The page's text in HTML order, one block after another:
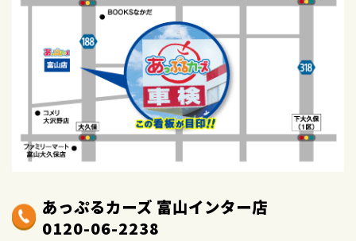
あっぷるカーズ 富山インター店
0120-06-2238